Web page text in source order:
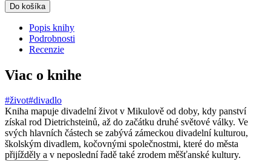
Do košíka
Popis knihy
Podrobnosti
Recenzie
Viac o knihe
#život#divadlo
Kniha mapuje divadelní život v Mikulově od doby, kdy panství
získal rod Dietrichsteinů, až do začátku druhé světové války. Ve
svých hlavních částech se zabývá zámeckou divadelní kulturou,
školským divadlem, kočovnými společnostmi, které do města
přijížděly a v neposlední řadě také zrodem měšťanské kultury.